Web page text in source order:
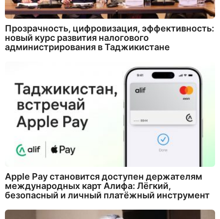
Прозрачность, цифровизация, эффективность:
новый курс развития налогового
администрирования в Таджикистане
Apple Pay становится доступен держателям
международных карт Алифа: Лёгкий,
безопасный и личный платёжный инструмент